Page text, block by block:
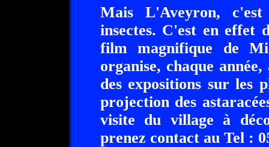
Mais L'Aveyron,
insectes. C'est en effet
film magnifique de
organise, chaque
des expositions sur les
projection des
visite du village à
prenez contact au Tel :